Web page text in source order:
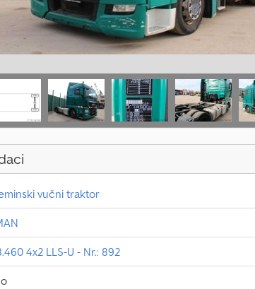
vučni traktor
4x2 LLS-U - Nr.: 892